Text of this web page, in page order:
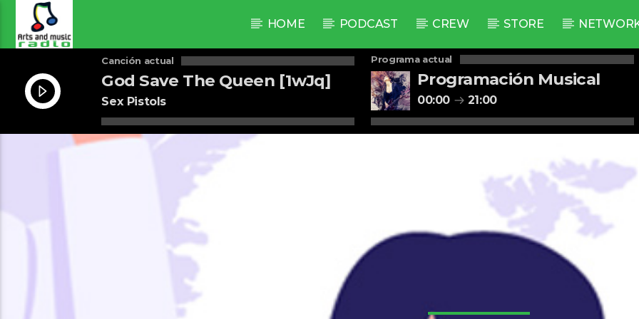
HOME PODCAST CREW STORE
Canción actual
God Save The Queen [1wJq]
Sex Pistols
Programa actual
Programación Musical
00:00 21:00